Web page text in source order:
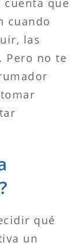
cuando
las
Pero no te
qué
un